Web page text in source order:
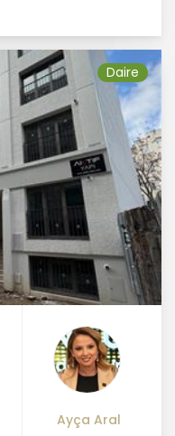
Daire
Ayça Aral